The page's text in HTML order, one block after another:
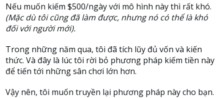
Nếu muốn kiếm $500/ngày với mô hình này thì rất khó.
(Mặc dù tôi cũng đã làm được, nhưng nó có thể là khó
đối với người mới).
Trong những năm qua, tôi đã tích lũy đủ vốn và kiến
thức. Và đây là lúc tôi rời bỏ phương pháp kiếm tiền này
để tiến tới những sân chơi lớn hơn.
Vậy nên, tôi muốn truyền lại phương pháp này cho bạn.